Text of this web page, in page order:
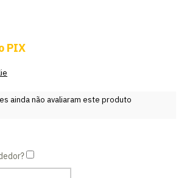
PIX
ainda não avaliaram este produto